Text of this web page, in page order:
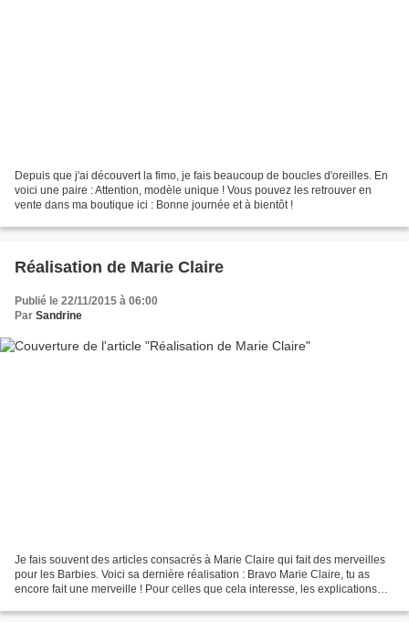
Depuis que j'ai découvert la fimo, je fais beaucoup de boucles d'oreilles. En
voici une paire : Attention, modèle unique ! Vous pouvez les retrouver en
vente dans ma boutique ici : Bonne journée et à bientôt !
Réalisation de Marie Claire
Publié le 22/11/2015 à 06:00
Par Sandrine
Je fais souvent des articles consacrés à Marie Claire qui fait des merveilles
pour les Barbies. Voici sa dernière réalisation : Bravo Marie Claire, tu as
encore fait une merveille ! Pour celles que cela interesse, les explications